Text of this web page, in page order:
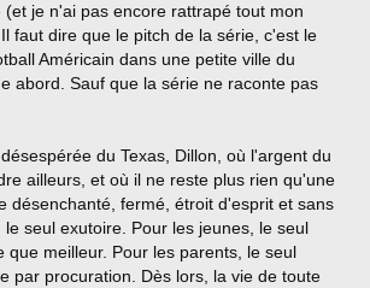
je n'ai pas encore rattrapé tout mon
faut dire que le pitch de la série, c'est le
Américain dans une petite ville du
abord. Sauf que la série ne raconte pas
du Texas, Dillon, où l'argent du
ailleurs, et où il ne reste plus rien qu'une
désenchanté, fermé, étroit d'esprit et sans
seul exutoire. Pour les jeunes, le seul
meilleur. Pour les parents, le seul
par procuration. Dès lors, la vie de toute